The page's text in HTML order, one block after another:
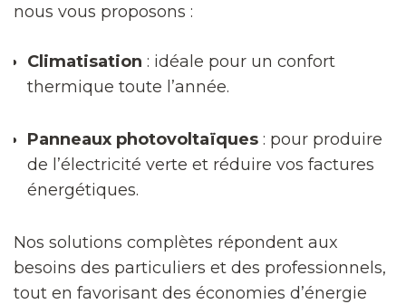
nous vous proposons :
Climatisation : idéale pour un confort
thermique toute l’année.
Panneaux photovoltaïques : pour produire
de l’électricité verte et réduire vos factures
énergétiques.
Nos solutions complètes répondent aux
besoins des particuliers et des professionnels,
tout en favorisant des économies d’énergie